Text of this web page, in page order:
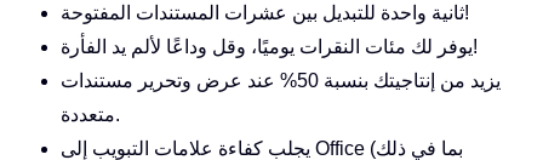
ثانية واحدة للتبديل بين عشرات المستندات المفتوحة!
يوفر لك مئات النقرات يوميًا، وقل وداعًا لألم يد الفأرة!
يزيد من إنتاجيتك بنسبة 50% عند عرض وتحرير مستندات
متعددة.
يجلب كفاءة علامات التبويب إلى Office (بما في ذلك